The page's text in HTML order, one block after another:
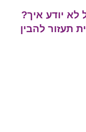
לא יודע איך?
תעזור להבין